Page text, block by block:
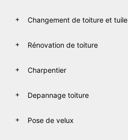
Changement de toiture et tuile
Rénovation de toiture
Charpentier
Depannage toiture
Pose de velux